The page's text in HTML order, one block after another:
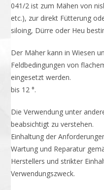
041/2 ist zum Mähen von
etc.), zur direkt Fütterung
siloing, Dürre oder Heu
Der Mäher kann in Wiesen
Feldbedingungen von
eingesetzt werden.
bis 12 °.
Die Verwendung unter
beabsichtigt zu verstehen.
Einhaltung der
Wartung und Reparatur
Herstellers und strikter
Verwendungszweck.